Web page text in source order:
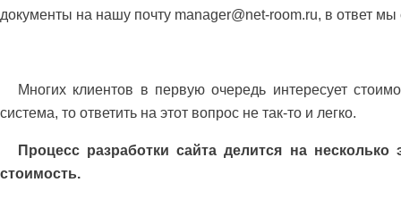
документы на нашу почту manager@net-room.ru, в ответ
Многих клиентов в первую очередь интересует
система, то ответить на этот вопрос не так-то и легко.
Процесс разработки сайта делится на
стоимость.